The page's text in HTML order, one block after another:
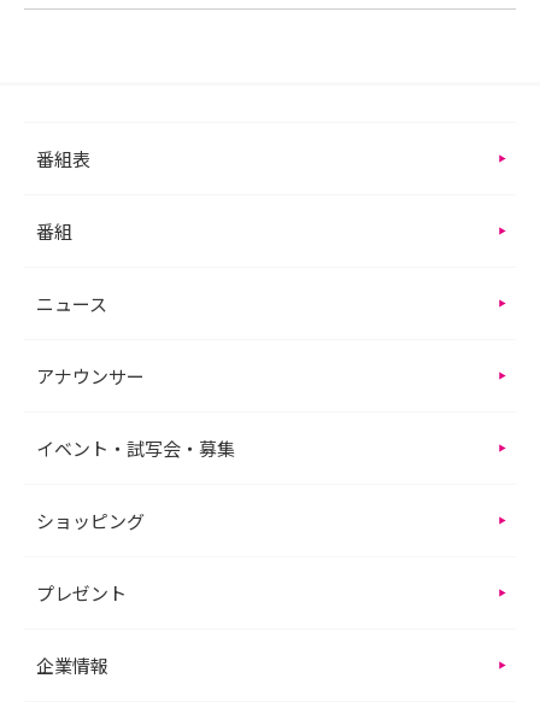
番組表
番組
ニュース
アナウンサー
イベント・試写会・募集
ショッピング
プレゼント
企業情報